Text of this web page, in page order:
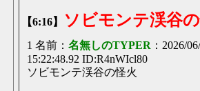
【6:16】
ソビモンテ渓谷
1 名前： 名無しのTYPER ：2026/
15:22:48.92 ID:R4nWIcl80
ソビモンテ渓谷の怪火